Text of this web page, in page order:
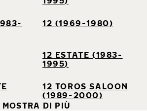
12 (1969-1980)
12 ESTATE (1983-
1995)
12 TOROS SALOON
(1989-2000)
MOSTRA DI PIÙ